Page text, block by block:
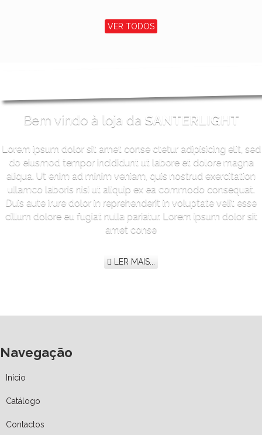
VER TODOS
Bem vindo à loja da SANTERLIGHT
Lorem ipsum dolor sit amet conse ctetur adipisicing elit, sed
do eiusmod tempor incididunt ut labore et dolore magna
aliqua. Ut enim ad minim veniam, quis nostrud exercitation
ullamco laboris nisi ut aliquip ex ea commodo consequat.
Duis aute irure dolor in reprehenderit in voluptate velit esse
cillum dolore eu fugiat nulla pariatur. Lorem ipsum dolor sit
amet conse
LER MAIS...
Navegação
Início
Catálogo
Contactos